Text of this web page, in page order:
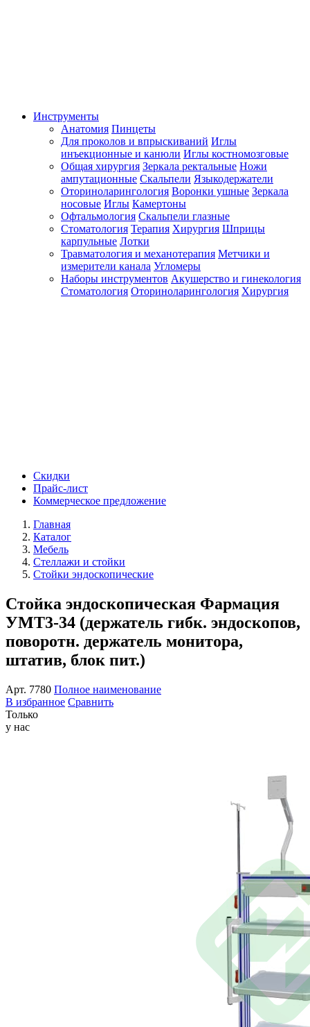
Инструменты
Анатомия Пинцеты
Для проколов и впрыскиваний Иглы
инъекционные и канюли Иглы костномозговые
Общая хирургия Зеркала ректальные Ножи
ампутационные Скальпели Языкодержатели
Оториноларингология Воронки ушные Зеркала
носовые Иглы Камертоны
Офтальмология Скальпели глазные
Стоматология Терапия Хирургия Шприцы
карпульные Лотки
Травматология и механотерапия Метчики и
измерители канала Угломеры
Наборы инструментов Акушерство и гинекология
Стоматология Оториноларингология Хирургия
Скидки
Прайс-лист
Коммерческое предложение
Главная
Каталог
Мебель
Стеллажи и стойки
Стойки эндоскопические
Стойка эндоскопическая Фармация
УМТ3-34 (держатель гибк. эндоскопов,
поворотн. держатель монитора,
штатив, блок пит.)
Арт. 7780 Полное наименование
В избранное Сравнить
Только
у нас